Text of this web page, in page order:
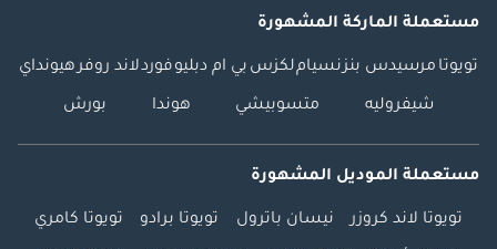
مستعملة الماركة المشهورة
تويوتا مرسيدس بنزنسياملكزس بي ام دبليوفوردلاند روفرهيونداي
شيفروليه متسوبيشي هوندا بورش
مستعملة الموديل المشهورة
تويوتا لاند كروزر نيسان باترول تويوتا برادو تويوتا كامري